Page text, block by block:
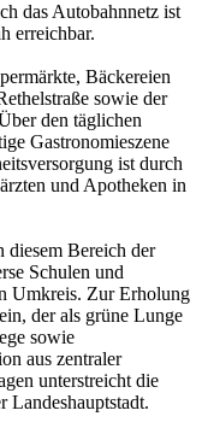
das Autobahnnetz ist
erreichbar.
Bäckereien
sowie der
den täglichen
Gastronomieszene
ist durch
und Apotheken in
diesem Bereich der
Schulen und
Umkreis. Zur Erholung
der als grüne Lunge
sowie
aus zentraler
unterstreicht die
Landeshauptstadt.